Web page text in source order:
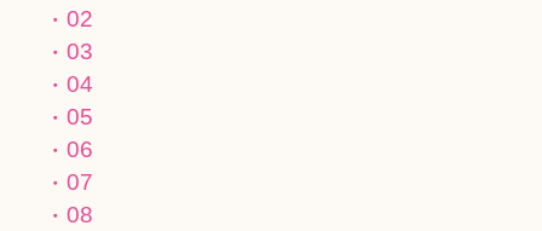
02
03
04
05
06
07
08